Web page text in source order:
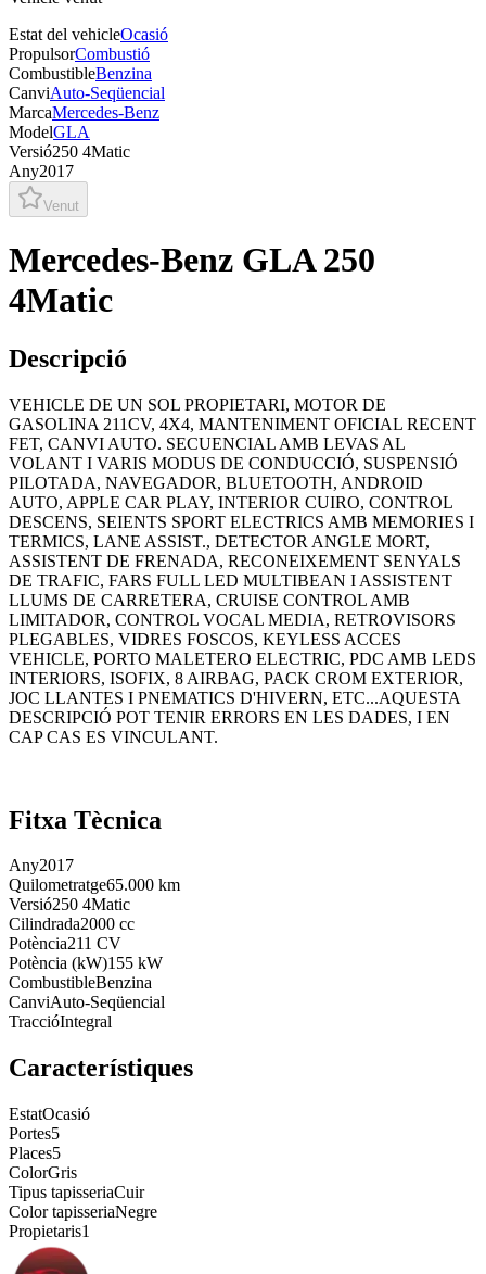
Estat del vehicleOcasió
PropulsorCombustió
CombustibleBenzina
CanviAuto-Seqüencial
MarcaMercedes-Benz
ModelGLA
Versió250 4Matic
Any2017
Venut
Mercedes-Benz GLA 250
4Matic
Descripció
VEHICLE DE UN SOL PROPIETARI, MOTOR DE
GASOLINA 211CV, 4X4, MANTENIMENT OFICIAL RECENT
FET, CANVI AUTO. SECUENCIAL AMB LEVAS AL
VOLANT I VARIS MODUS DE CONDUCCIÓ, SUSPENSIÓ
PILOTADA, NAVEGADOR, BLUETOOTH, ANDROID
AUTO, APPLE CAR PLAY, INTERIOR CUIRO, CONTROL
DESCENS, SEIENTS SPORT ELECTRICS AMB MEMORIES I
TERMICS, LANE ASSIST., DETECTOR ANGLE MORT,
ASSISTENT DE FRENADA, RECONEIXEMENT SENYALS
DE TRAFIC, FARS FULL LED MULTIBEAN I ASSISTENT
LLUMS DE CARRETERA, CRUISE CONTROL AMB
LIMITADOR, CONTROL VOCAL MEDIA, RETROVISORS
PLEGABLES, VIDRES FOSCOS, KEYLESS ACCES
VEHICLE, PORTO MALETERO ELECTRIC, PDC AMB LEDS
INTERIORS, ISOFIX, 8 AIRBAG, PACK CROM EXTERIOR,
JOC LLANTES I PNEMATICS D'HIVERN, ETC...AQUESTA
DESCRIPCIÓ POT TENIR ERRORS EN LES DADES, I EN
CAP CAS ES VINCULANT.
Fitxa Tècnica
Any2017
Quilometratge65.000 km
Versió250 4Matic
Cilindrada2000 cc
Potència211 CV
Potència (kW)155 kW
CombustibleBenzina
CanviAuto-Seqüencial
TraccióIntegral
Característiques
EstatOcasió
Portes5
Places5
ColorGris
Tipus tapisseriaCuir
Color tapisseriaNegre
Propietaris1